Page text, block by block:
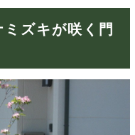
ズキが咲く門